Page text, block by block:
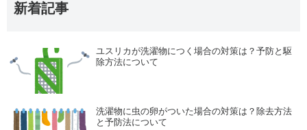
新着記事
ユスリカが洗濯物につく場合の対策は？予防と駆
除方法について
洗濯物に虫の卵がついた場合の対策は？除去方法
と予防法について